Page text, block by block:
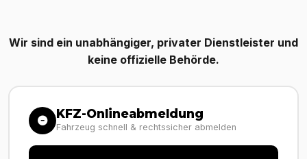
Wir sind ein unabhängiger, privater Dienstleister und
keine offizielle Behörde.
KFZ-Onlineabmeldung
Fahrzeug schnell & rechtssicher abmelden